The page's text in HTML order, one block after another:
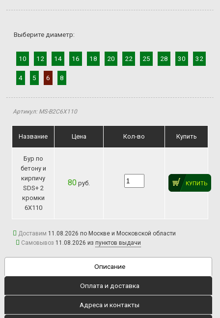
Выберите диаметр:
10 12 14 16 18 20 22 25 28 30 32
4 5 6 8
Артикул: MS-B2C6Х110
Название Цена Кол-во Купить
Бур по
бетону и
кирпичу
SDS+ 2
кромки
6Х110
80 руб. КУПИТЬ
Доставим 11.08.2026 по Москве и Московской области
Самовывоз 11.08.2026 из пунктов выдачи
Описание
Оплата и доставка
Адреса и контакты